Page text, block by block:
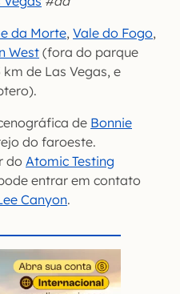
da Morte, Vale do Fogo,
West(fora do parque
de Las Vegas, e
de Bonnie
do faroeste.
do Atomic Testing
entrar em contato
Canyon.